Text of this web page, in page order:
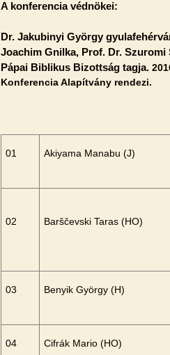
A konferencia védnökei:
Dr. Jakubinyi György
Joachim Gnilka, Prof. Dr.
Pápai Biblikus Bizottság tagja.
Konferencia Alapítvány rendezi.
01 Akiyama Manabu (J)
02 Barščevski Taras (HO)
03 Benyik György (H)
04 Cifrák Mario (HO)